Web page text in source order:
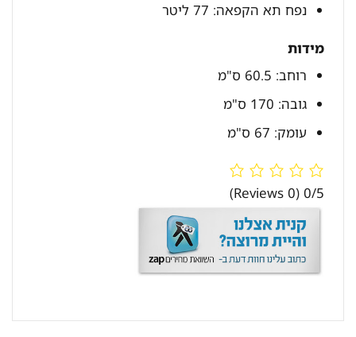
נפח תא הקפאה: 77 ליטר
מידות
רוחב: 60.5 ס"מ
גובה: 170 ס"מ
עומק: 67 ס"מ
0/5
(0 Reviews)